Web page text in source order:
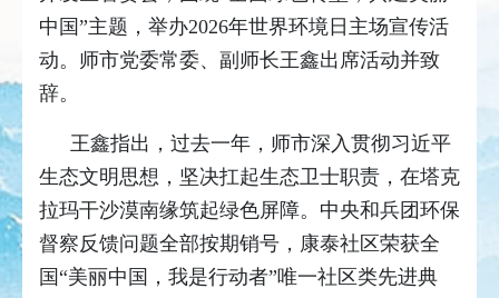
中国”主题，举办2026年世界环境日主场宣传活
动。师市党委常委、副师长王鑫出席活动并致
辞。
王鑫指出，过去一年，师市深入贯彻习近平
生态文明思想，坚决扛起生态卫士职责，在塔克
拉玛干沙漠南缘筑起绿色屏障。中央和兵团环保
督察反馈问题全部按期销号，康泰社区荣获全
国“美丽中国，我是行动者”唯一社区类先进典